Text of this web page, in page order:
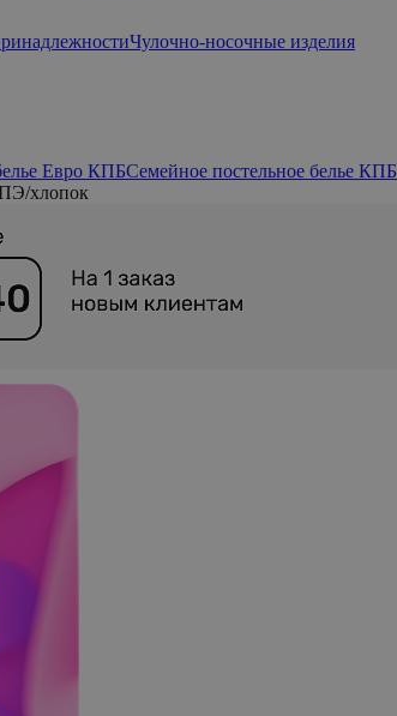
Чулочно-носочные изделия
Евро КПБСемейное постельное белье КПБ
хлопок